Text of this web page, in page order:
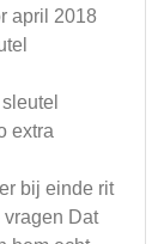
april 2018
extra
bij einde rit
vragen Dat